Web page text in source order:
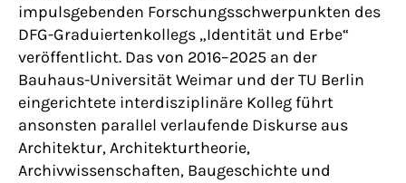
impulsgebenden Forschungsschwerpunkten des
DFG-Graduiertenkollegs „Identität und Erbe“
veröffentlicht. Das von 2016–2025 an der
Bauhaus-Universität Weimar und der TU Berlin
eingerichtete interdisziplinäre Kolleg führt
ansonsten parallel verlaufende Diskurse aus
Architektur, Architekturtheorie,
Archivwissenschaften, Baugeschichte und